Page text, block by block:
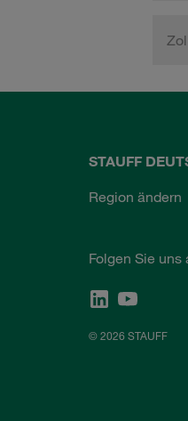
STAUFF
Region ändern
Folgen Sie
© 2026 STAUFF